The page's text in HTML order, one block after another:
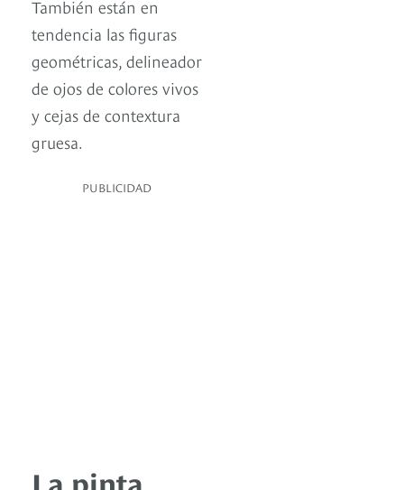
También están en
tendencia las figuras
geométricas, delineador
de ojos de colores vivos
y cejas de contextura
gruesa.
PUBLICIDAD
La pinta